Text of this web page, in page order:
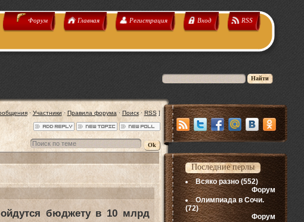
Форум Главная Регистрация Вход RSS
· Участники · Правила форума · Поиск· RSS]
бюджету в 10 млрд
Последние перлы
Всяко разно (552)
Форум
Олимпиада в Сочи.
(72)
Форум